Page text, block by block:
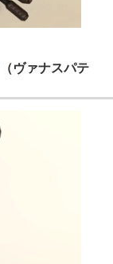
（ヴァナスパテ